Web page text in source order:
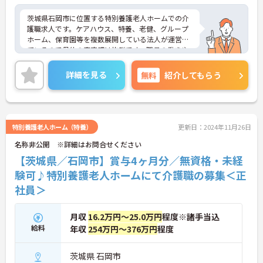
茨城県石岡市に位置する特別養護老人ホームでの介
護職求人です。ケアハウス、特養、老健、グループ
ホーム、保育園等を複数展開している法人が運営し
ているので母体の安定感は抜群です。職員の働きや
すい職場づくりに力をいれており、半年ごとに人事
考課を行い、頑張りがきちんと評価に繋がる配慮さ
れております。ご興味のある方はぜひお気軽にお問
い合わせください。
詳細を見る 無料 紹介してもらう
特別養護老人ホーム（特養） 更新日：2024年11月26日
名称非公開 ※詳細はお問合せください
【茨城県／石岡市】賞与4ヶ月分／無資格・未経
験可♪特別養護老人ホームにて介護職の募集＜正
社員＞
給料
月収 16.2万円～25.0万円程度※諸手当込
年収 254万円～376万円程度
茨城県 石岡市